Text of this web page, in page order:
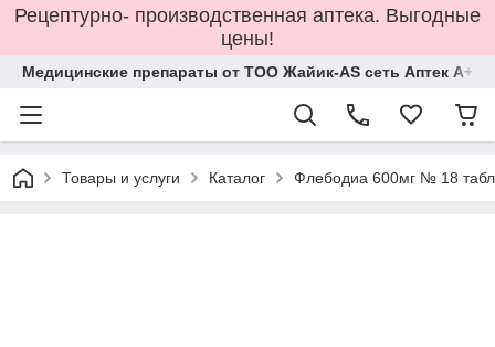
Рецептурно- производственная аптека. Выгодные
цены!
Медицинские препараты от ТОО Жайик-AS сеть Аптек А+
Товары и услуги Каталог Флебодиа 600мг № 18